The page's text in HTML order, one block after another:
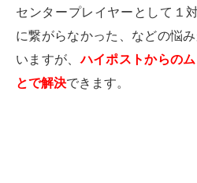
センタープレイヤーとして１
に繋がらなかった、などの悩
いますが、ハイポストからの
とで解決できます。